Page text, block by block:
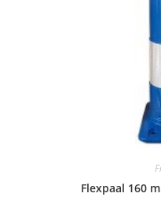
Flexpaal 160